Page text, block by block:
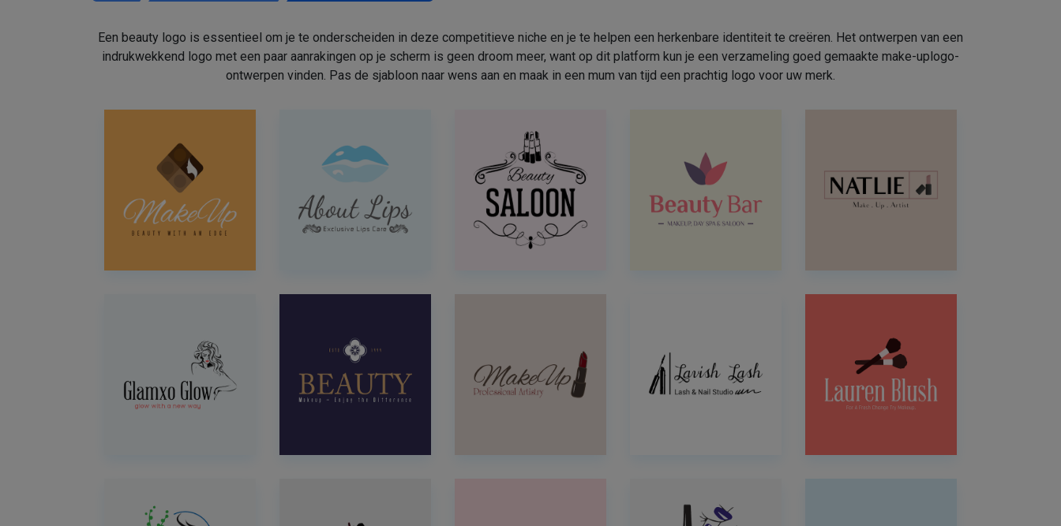
Een beauty logo is essentieel om je te onderscheiden in deze competitieve niche en je te helpen een herkenbare identiteit te creëren. Het ontwerpen van een
indrukwekkend logo met een paar aanrakingen op je scherm is geen droom meer, want op dit platform kun je een verzameling goed gemaakte make-uplogo-
ontwerpen vinden. Pas de sjabloon naar wens aan en maak in een mum van tijd een prachtig logo voor uw merk.